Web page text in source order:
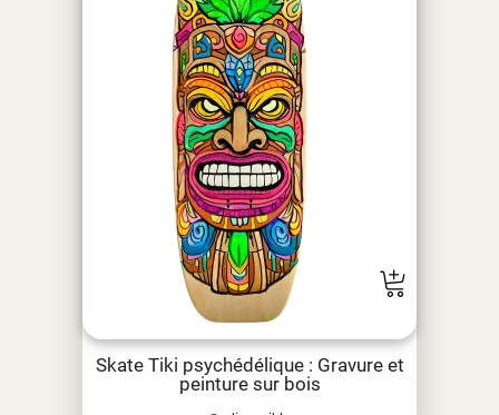
Skate Tiki psychédélique : Gravure et
peinture sur bois